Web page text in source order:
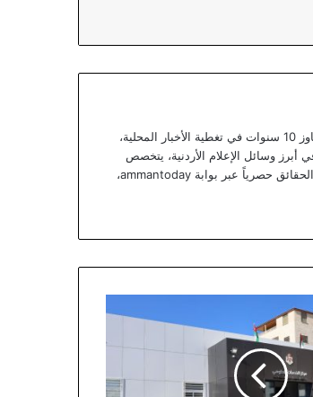
يعتبر يزن خوري صحفياً أردنياً متمرساً ومحللاً خبيراً، يمتلك خبرة تتجاوز 10 سنوات في تغطية الأخبار المحلية،
أبرز وسائل الإعلام الأردنية، يتخصص
يزن الآن في تقديم تقارير استقصائية وتحليلات موثوقة ومبنية على الحقائق حصرياً عبر بوابة ammantoday،